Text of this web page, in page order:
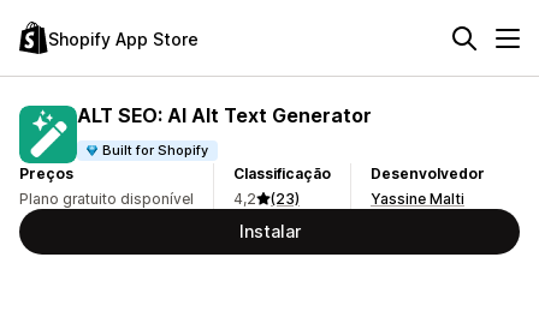
Shopify App Store
ALT SEO: AI Alt Text Generator
Built for Shopify
Preços
Plano gratuito disponível
Classificação
4,2
(23)
Desenvolvedor
Yassine Malti
Instalar